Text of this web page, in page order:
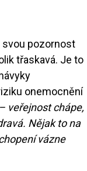
pozornost
třaskavá. Je to
onemocnění
veřejnost chápe,
Nějak to na
vázne